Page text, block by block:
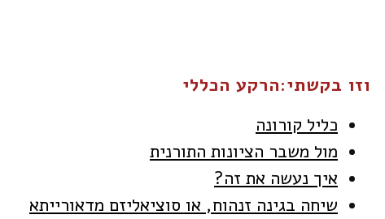
וזו בקשתי:הרקע הכללי
כליל קורונה
מול משבר הציונות התורנית
איך נעשה את זה?
שיחה בגינה זנהוח, או סוציאליזם מדאורייתא